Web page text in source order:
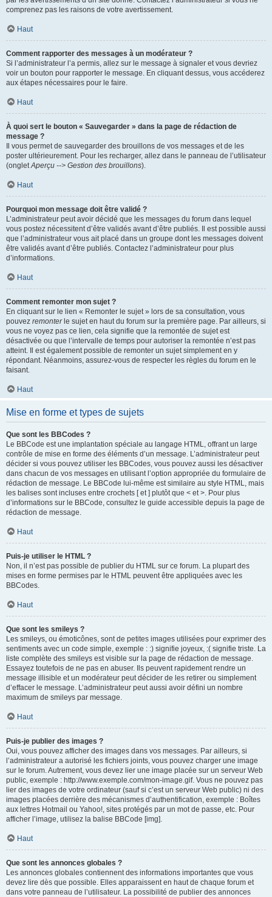
comprenez pas les raisons de votre avertissement.
Haut
Comment rapporter des messages à un modérateur ?
Si l’administrateur l’a permis, allez sur le message à signaler et vous devriez
voir un bouton pour rapporter le message. En cliquant dessus, vous accéderez
aux étapes nécessaires pour le faire.
Haut
À quoi sert le bouton « Sauvegarder » dans la page de rédaction de
message ?
Il vous permet de sauvegarder des brouillons de vos messages et de les
poster ultérieurement. Pour les recharger, allez dans le panneau de l’utilisateur
(ongletAperçu --> Gestion des brouillons).
Haut
Pourquoi mon message doit être validé ?
L’administrateur peut avoir décidé que les messages du forum dans lequel
vous postez nécessitent d’être validés avant d’être publiés. Il est possible aussi
que l’administrateur vous ait placé dans un groupe dont les messages doivent
être validés avant d’être publiés. Contactez l’administrateur pour plus
d’informations.
Haut
Comment remonter mon sujet ?
En cliquant sur le lien « Remonter le sujet » lors de sa consultation, vous
pouvez remonterle sujet en haut du forum sur la première page. Par ailleurs, si
vous ne voyez pas ce lien, cela signifie que la remontée de sujet est
désactivée ou que l’intervalle de temps pour autoriser la remontée n’est pas
atteint. Il est également possible de remonter un sujet simplement en y
répondant. Néanmoins, assurez-vous de respecter les règles du forum en le
faisant.
Haut
Mise en forme et types de sujets
Que sont les BBCodes ?
Le BBCode est une implantation spéciale au langage HTML, offrant un large
contrôle de mise en forme des éléments d’un message. L’administrateur peut
décider si vous pouvez utiliser les BBCodes, vous pouvez aussi les désactiver
dans chacun de vos messages en utilisant l’option appropriée du formulaire de
rédaction de message. Le BBCode lui-même est similaire au style HTML, mais
les balises sont incluses entre crochets [ et ] plutôt que < et >. Pour plus
d’informations sur le BBCode, consultez le guide accessible depuis la page de
rédaction de message.
Haut
Puis-je utiliser le HTML ?
Non, il n’est pas possible de publier du HTML sur ce forum. La plupart des
mises en forme permises par le HTML peuvent être appliquées avec les
BBCodes.
Haut
Que sont les smileys ?
Les smileys, ou émoticônes, sont de petites images utilisées pour exprimer des
sentiments avec un code simple, exemple : :) signifie joyeux, :( signifie triste. La
liste complète des smileys est visible sur la page de rédaction de message.
Essayez toutefois de ne pas en abuser. Ils peuvent rapidement rendre un
message illisible et un modérateur peut décider de les retirer ou simplement
d’effacer le message. L’administrateur peut aussi avoir défini un nombre
maximum de smileys par message.
Haut
Puis-je publier des images ?
Oui, vous pouvez afficher des images dans vos messages. Par ailleurs, si
l’administrateur a autorisé les fichiers joints, vous pouvez charger une image
sur le forum. Autrement, vous devez lier une image placée sur un serveur Web
public, exemple : http://www.exemple.com/mon-image.gif. Vous ne pouvez pas
lier des images de votre ordinateur (sauf si c’est un serveur Web public) ni des
images placées derrière des mécanismes d’authentification, exemple : Boîtes
aux lettres Hotmail ou Yahoo!, sites protégés par un mot de passe, etc. Pour
afficher l’image, utilisez la balise BBCode [img].
Haut
Que sont les annonces globales ?
Les annonces globales contiennent des informations importantes que vous
devez lire dès que possible. Elles apparaissent en haut de chaque forum et
dans votre panneau de l’utilisateur. La possibilité de publier des annonces